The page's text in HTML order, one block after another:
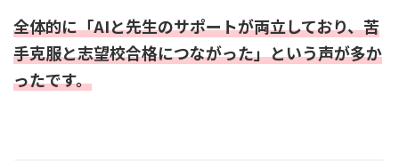
全体的に「AIと先生のサポートが両立しており、苦
手克服と志望校合格につながった」という声が多か
ったです。